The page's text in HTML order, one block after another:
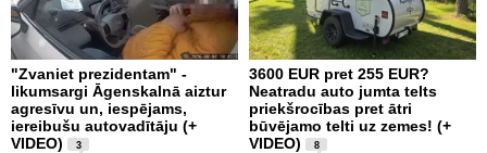
"Zvaniet prezidentam" -
likumsargi Āgenskalnā aiztur
agresīvu un, iespējams,
iereibušu autovadītāju (+
VIDEO)
3
3600 EUR pret 255 EUR?
Neatradu auto jumta telts
priekšrocības pret ātri
būvējamo telti uz zemes! (+
VIDEO)
8